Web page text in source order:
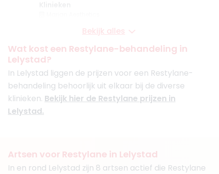
Boek consult
(6 reviews)
3. Drs. Tuğba Yalçın
BIG-nummer:49920217201
Functie
Dokter Tuğba kliniek
Bekijk artsprofiel
Bekijk alles
Wat kost een Restylane-behandeling in
Lelystad?
In Lelystad liggen de prijzen voor een Restylane-
behandeling behoorlijk uit elkaar bij de diverse
klinieken. Bekijk hier de Restylane prijzen in
Lelystad.
Artsen voor Restylane in Lelystad
In en rond Lelystad zijn 8 artsen actief die Restylane